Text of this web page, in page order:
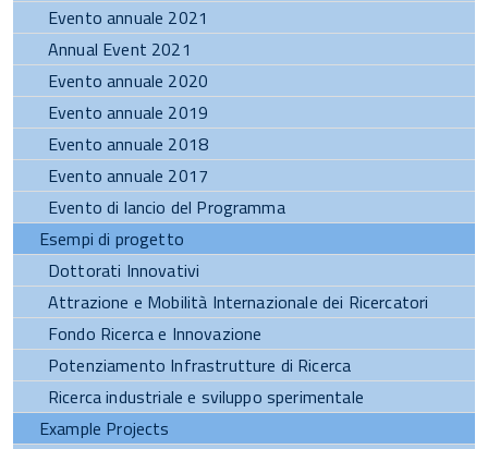
Evento annuale 2021
Annual Event 2021
Evento annuale 2020
Evento annuale 2019
Evento annuale 2018
Evento annuale 2017
Evento di lancio del Programma
Esempi di progetto
Dottorati Innovativi
Attrazione e Mobilità Internazionale dei Ricercatori
Fondo Ricerca e Innovazione
Potenziamento Infrastrutture di Ricerca
Ricerca industriale e sviluppo sperimentale
Example Projects